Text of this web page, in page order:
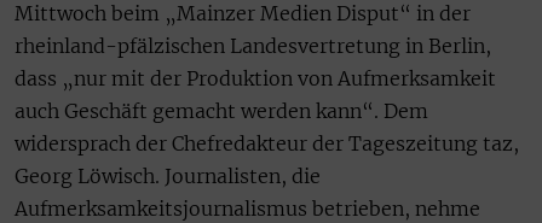
Mittwoch beim „Mainzer Medien Disput“ in der
rheinland-pfälzischen Landesvertretung in Berlin,
dass „nur mit der Produktion von Aufmerksamkeit
auch Geschäft gemacht werden kann“. Dem
widersprach der Chefredakteur der Tageszeitung taz,
Georg Löwisch. Journalisten, die
Aufmerksamkeitsjournalismus betrieben, nehme